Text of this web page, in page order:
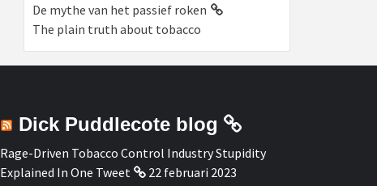
De mythe van het passief roken
The plain truth about tobacco
Dick Puddlecote blog
Rage-Driven Tobacco Control Industry Stupidity
Explained In One Tweet
22 februari 2023